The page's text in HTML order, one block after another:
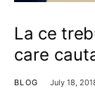
La ce
care
BLOG July 18,